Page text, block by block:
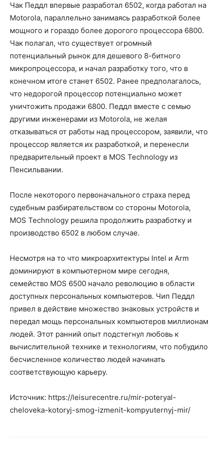
Чак Педдл впервые разработал 6502, когда работал на
Motorola, параллельно занимаясь разработкой более
мощного и гораздо более дорогого процессора 6800.
Чак полагал, что существует огромный
потенциальный рынок для дешевого 8-битного
микропроцессора, и начал разработку того, что в
конечном итоге станет 6502. Ранее предполагалось,
что недорогой процессор потенциально может
уничтожить продажи 6800. Педдл вместе с семью
другими инженерами из Motorola, не желая
отказываться от работы над процессором, заявили, что
процессор является их разработкой, и перенесли
предварительный проект в MOS Technology из
Пенсильвании.
После некоторого первоначального страха перед
судебным разбирательством со стороны Motorola,
MOS Technology решила продолжить разработку и
производство 6502 в любом случае.
Несмотря на то что микроархитектуры Intel и Arm
доминируют в компьютерном мире сегодня,
семейство MOS 6500 начало революцию в области
доступных персональных компьютеров. Чип Педдл
привел в действие множество знаковых устройств и
передал мощь персональных компьютеров миллионам
людей. Этот ранний опыт подстегнул любовь к
вычислительной технике и технологиям, что побудило
бесчисленное количество людей начинать
соответствующую карьеру.
Источник: https://leisurecentre.ru/mir-poteryal-
cheloveka-kotoryj-smog-izmenit-kompyuternyj-mir/